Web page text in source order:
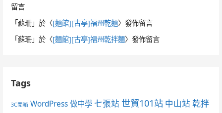
留言
「蘇珊 」於〈[麵館][古亭]福州乾麵〉發佈留言
「蘇珊 」於〈[麵館][古亭]福州乾拌麵〉發佈留言
Tags
3C開箱 WordPress 做中學 七張站 世貿101站 中山站 乾拌